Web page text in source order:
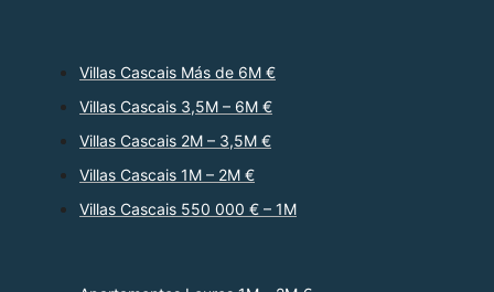
Villas Cascais Más de 6M €
Villas Cascais 3,5M – 6M €
Villas Cascais 2M – 3,5M €
Villas Cascais 1M – 2M €
Villas Cascais 550 000 € – 1M